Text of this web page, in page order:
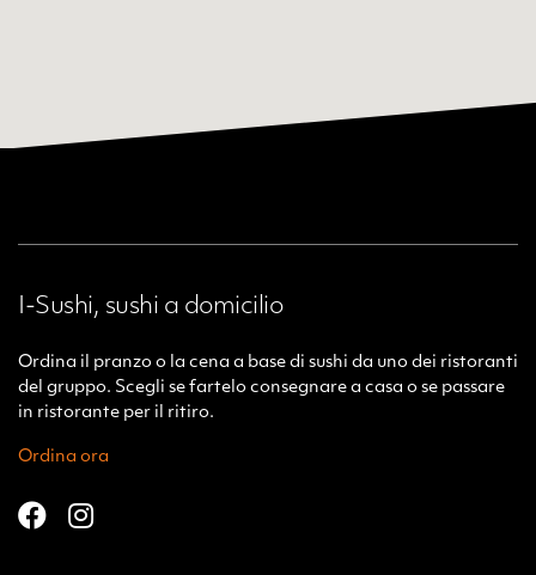
I-Sushi, sushi a domicilio
Ordina il pranzo o la cena a base di sushi da uno dei ristoranti
del gruppo. Scegli se fartelo consegnare a casa o se passare
in ristorante per il ritiro.
Ordina ora